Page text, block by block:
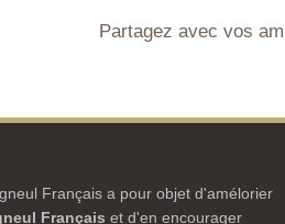
Partagez avec vos
Français a pour objet d'amélorier
Français et d'en encourager